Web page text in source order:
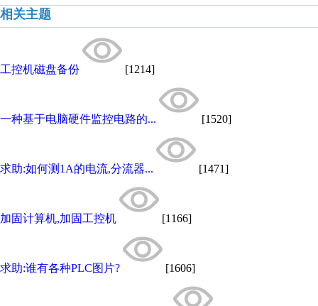
相关主题
工控机磁盘备份 [1214]
一种基于电脑硬件监控电路的... [1520]
求助:如何测1A的电流,分流器... [1471]
加固计算机,加固工控机 [1166]
求助:谁有各种PLC图片? [1606]